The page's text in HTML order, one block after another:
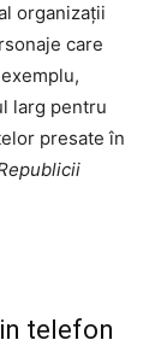
organizații
care
larg pentru
presate în
telefon